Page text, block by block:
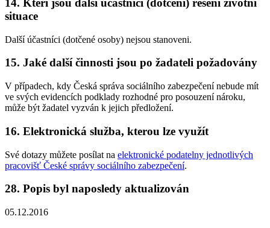
14. Kteří jsou další účastníci (dotčení) řešení životní
situace
Další účastníci (dotčené osoby) nejsou stanoveni.
15. Jaké další činnosti jsou po žadateli požadovány
V případech, kdy Česká správa sociálního zabezpečení nebude mít
ve svých evidencích podklady rozhodné pro posouzení nároku,
může být žadatel vyzván k jejich předložení.
16. Elektronická služba, kterou lze využít
Své dotazy můžete posílat na elektronické podatelny jednotlivých
pracovišť České správy sociálního zabezpečení.
28. Popis byl naposledy aktualizován
05.12.2016